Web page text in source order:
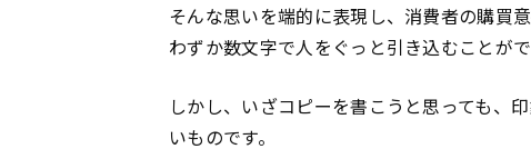
そんな思いを端的に表現し、消費者の購買
わずか数文字で人をぐっと引き込むことが
しかし、いざコピーを書こうと思っても、
いものです。